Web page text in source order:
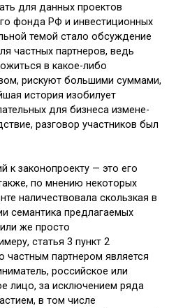
для данных проектов
фонда РФ и инвестиционных
темой стало обсуждение
частных партнеров, ведь
в какое-либо
рискуют большими сум­мами,
история изобилует
для бизнеса измене­
разго­вор участников был
к за­конопроекту — это его
по мнению не­которых
наличествовала скользкая в
семантика пред­лагаемых
же просто
статья 3 пункт 2
частным партнером является
российское или
лицо, за исключением ряда
в том числе